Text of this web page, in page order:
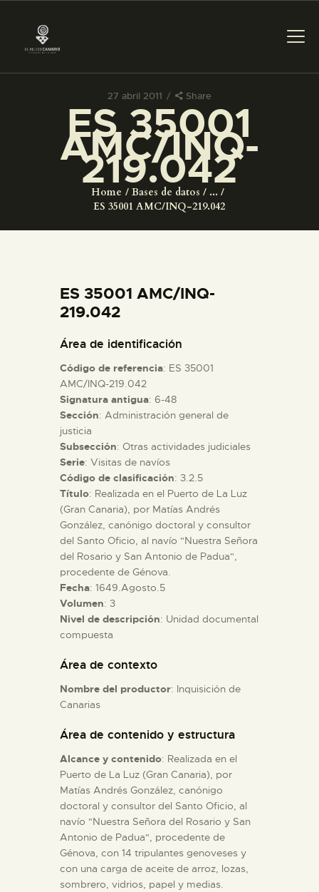
27 abril 2011 Share
ES 35001
AMC/INQ-
219.042
Home Bases de datos
...
ES 35001 AMC/INQ-219.042
PREPARAR LA VISITA
ACTIVIDADES
COLECCIONES
ESPAÑOL
PREPARAR LA VISITA
ACTIVIDADES
█
EL MUSEO
COLECCIONES
DIDÁCTICA
ES 35001 AMC/INQ-
219.042
Área de identificación
Código de referencia: ES 35001
AMC/INQ-219.042
Signatura antigua: 6-48
Sección: Administración general de
justicia
Subsección: Otras actividades judiciales
Serie: Visitas de navíos
Código de clasificación: 3.2.5
Título: Realizada en el Puerto de La Luz
(Gran Canaria), por Matías Andrés
González, canónigo doctoral y consultor
del Santo Oficio, al navío "Nuestra Señora
del Rosario y San Antonio de Padua",
procedente de Génova.
Fecha: 1649.Agosto.5
Volumen: 3
Nivel de descripción: Unidad documental
compuesta
Área de contexto
Nombre del productor: Inquisición de
Canarias
Área de contenido y estructura
Alcance y contenido: Realizada en el
Puerto de La Luz (Gran Canaria), por
Matías Andrés González, canónigo
doctoral y consultor del Santo Oficio, al
navío "Nuestra Señora del Rosario y San
Antonio de Padua", procedente de
Génova, con 14 tripulantes genoveses y
con una carga de aceite de arroz, lozas,
sombrero, vidrios, papel y medias.